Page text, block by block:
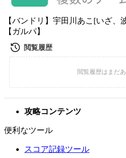
【バンドリ】宇田川あこ[いざ、
【ガルパ】
攻略コンテンツ
便利なツール
スコア記録ツール